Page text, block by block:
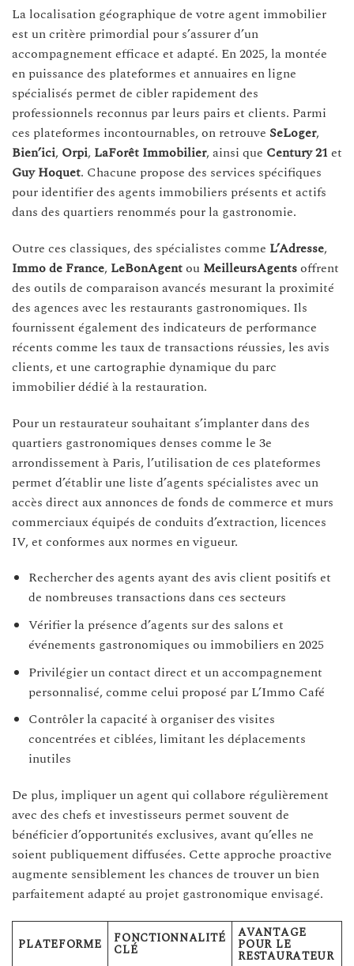
La localisation géographique de votre agent immobilier
est un critère primordial pour s’assurer d’un
accompagnement efficace et adapté. En 2025, la montée
en puissance des plateformes et annuaires en ligne
spécialisés permet de cibler rapidement des
professionnels reconnus par leurs pairs et clients. Parmi
ces plateformes incontournables, on retrouve SeLoger,
Bien’ici, Orpi, LaForêt Immobilier, ainsi que Century 21et
Guy Hoquet. Chacune propose des services spécifiques
pour identifier des agents immobiliers présents et actifs
dans des quartiers renommés pour la gastronomie.
Outre ces classiques, des spécialistes comme L’Adresse,
Immo de France, LeBonAgentou MeilleursAgentsoffrent
des outils de comparaison avancés mesurant la proximité
des agences avec les restaurants gastronomiques. Ils
fournissent également des indicateurs de performance
récents comme les taux de transactions réussies, les avis
clients, et une cartographie dynamique du parc
immobilier dédié à la restauration.
Pour un restaurateur souhaitant s’implanter dans des
quartiers gastronomiques denses comme le 3e
arrondissement à Paris, l’utilisation de ces plateformes
permet d’établir une liste d’agents spécialistes avec un
accès direct aux annonces de fonds de commerce et murs
commerciaux équipés de conduits d’extraction, licences
IV, et conformes aux normes en vigueur.
Rechercher des agents ayant des avis client positifs et
de nombreuses transactions dans ces secteurs
Vérifier la présence d’agents sur des salons et
événements gastronomiques ou immobiliers en 2025
Privilégier un contact direct et un accompagnement
personnalisé, comme celui proposé par L’Immo Café
Contrôler la capacité à organiser des visites
concentrées et ciblées, limitant les déplacements
inutiles
De plus, impliquer un agent qui collabore régulièrement
avec des chefs et investisseurs permet souvent de
bénéficier d’opportunités exclusives, avant qu’elles ne
soient publiquement diffusées. Cette approche proactive
augmente sensiblement les chances de trouver un bien
parfaitement adapté au projet gastronomique envisagé.
PLATEFORME FONCTIONNALITÉ
CLÉ
AVANTAGE
POUR LE
RESTAURATEUR